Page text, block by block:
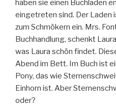
haben sie einen Buchladen
eingetreten sind. Der
zum Schmökern ein. Mrs.
Buchhandlung, schenkt
was Laura schön findet.
Abend im Bett. Im Buch ist
Pony, das wie
Einhorn ist. Aber
oder?